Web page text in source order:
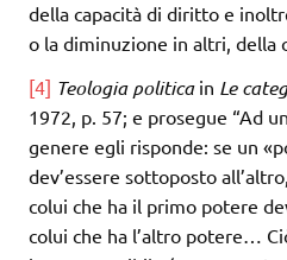
della capacità di diritto e
o la diminuzione in altri, della
[4] Teologia politicain Le
1972, p. 57; e prosegue “Ad
genere egli risponde: se un
dev’essere sottoposto
colui che ha il primo potere
colui che ha l’altro potere…